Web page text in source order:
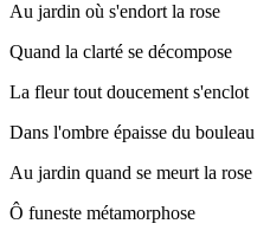
Au jardin où s'endort la rose
Quand la clarté se décompose
La fleur tout doucement s'enclot
Dans l'ombre épaisse du bouleau
Au jardin quand se meurt la rose
Ô funeste métamorphose